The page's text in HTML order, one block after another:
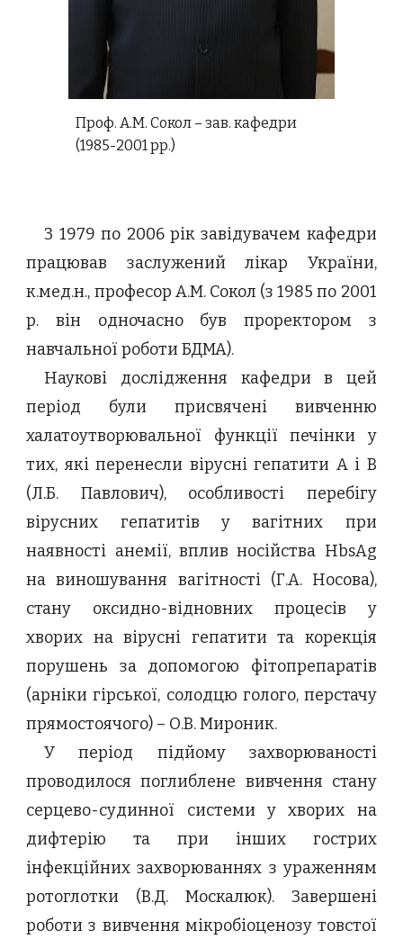
Проф. А.М. Сокол – зав. кафедри
(1985-2001 рр.)
З 1979 по 2006 рік завідувачем кафедри
працював заслужений лікар України,
к.мед.н., професор А.М. Сокол (з 1985 по 2001
р. він одночасно був проректором з
навчальної роботи БДМА).
Наукові дослідження кафедри в цей
період були присвячені вивченню
халатоутворювальної функції печінки у
тих, які перенесли вірусні гепатити А і В
(Л.Б. Павлович), особливості перебігу
вірусних гепатитів у вагітних при
наявності анемії, вплив носійства HbsAg
на виношування вагітності (Г.А. Носова),
стану оксидно-відновних процесів у
хворих на вірусні гепатити та корекція
порушень за допомогою фітопрепаратів
(арніки гірської, солодцю голого, перстачу
прямостоячого) – О.В. Мироник.
У період підйому захворюваності
проводилося поглиблене вивчення стану
серцево-судинної системи у хворих на
дифтерію та при інших гострих
інфекційних захворюваннях з ураженням
ротоглотки (В.Д. Москалюк). Завершені
роботи з вивчення мікробіоценозу товстої